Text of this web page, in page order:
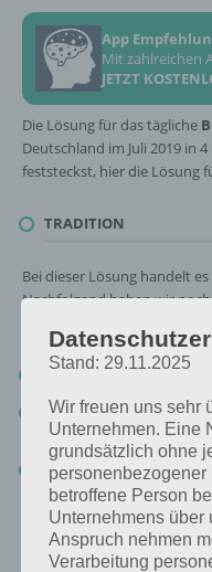
App
Mit zahlreichen
JETZT
Die Lösung für das tägliche
Deutschland im Juli 2019 in
feststeckst, hier die Lösung
TRADITION
Bei dieser Lösung handelt
Nachfolgend haben wir
Tägliches Rätsel:Zur
Rätsel aus dem Jahr
26.7.2018, als Lösung
Zur Übersicht:4 Bilder
2019!
Stand: 29.11.2025
Wir freuen uns sehr
Unternehmen. Eine
grundsätzlich ohne
betroffene Person
Unternehmens über
Anspruch nehmen
Verarbeitung